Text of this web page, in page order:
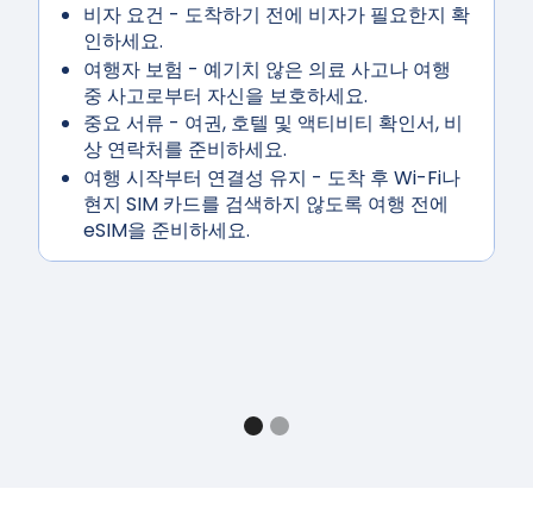
비자 요건 - 도착하기 전에 비자가 필요한지 확
인하세요.
여행자 보험 - 예기치 않은 의료 사고나 여행
중 사고로부터 자신을 보호하세요.
중요 서류 - 여권, 호텔 및 액티비티 확인서, 비
상 연락처를 준비하세요.
여행시작부터 연결성 유지 - 도착 후 Wi-Fi나
현지 SIM 카드를 검색하지 않도록 여행 전에
eSIM을 준비하세요.